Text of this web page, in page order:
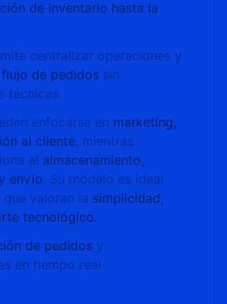
de inventario hasta la
centralizar operaciones y
de pedidos sin
técnicas.
enfocarse en marketing,
al cliente, mientras
el almacenamiento,
envío. Su modelo es ideal
que valoran la simplicidad,
tecnológico.
de pedidos y
en tiempo real